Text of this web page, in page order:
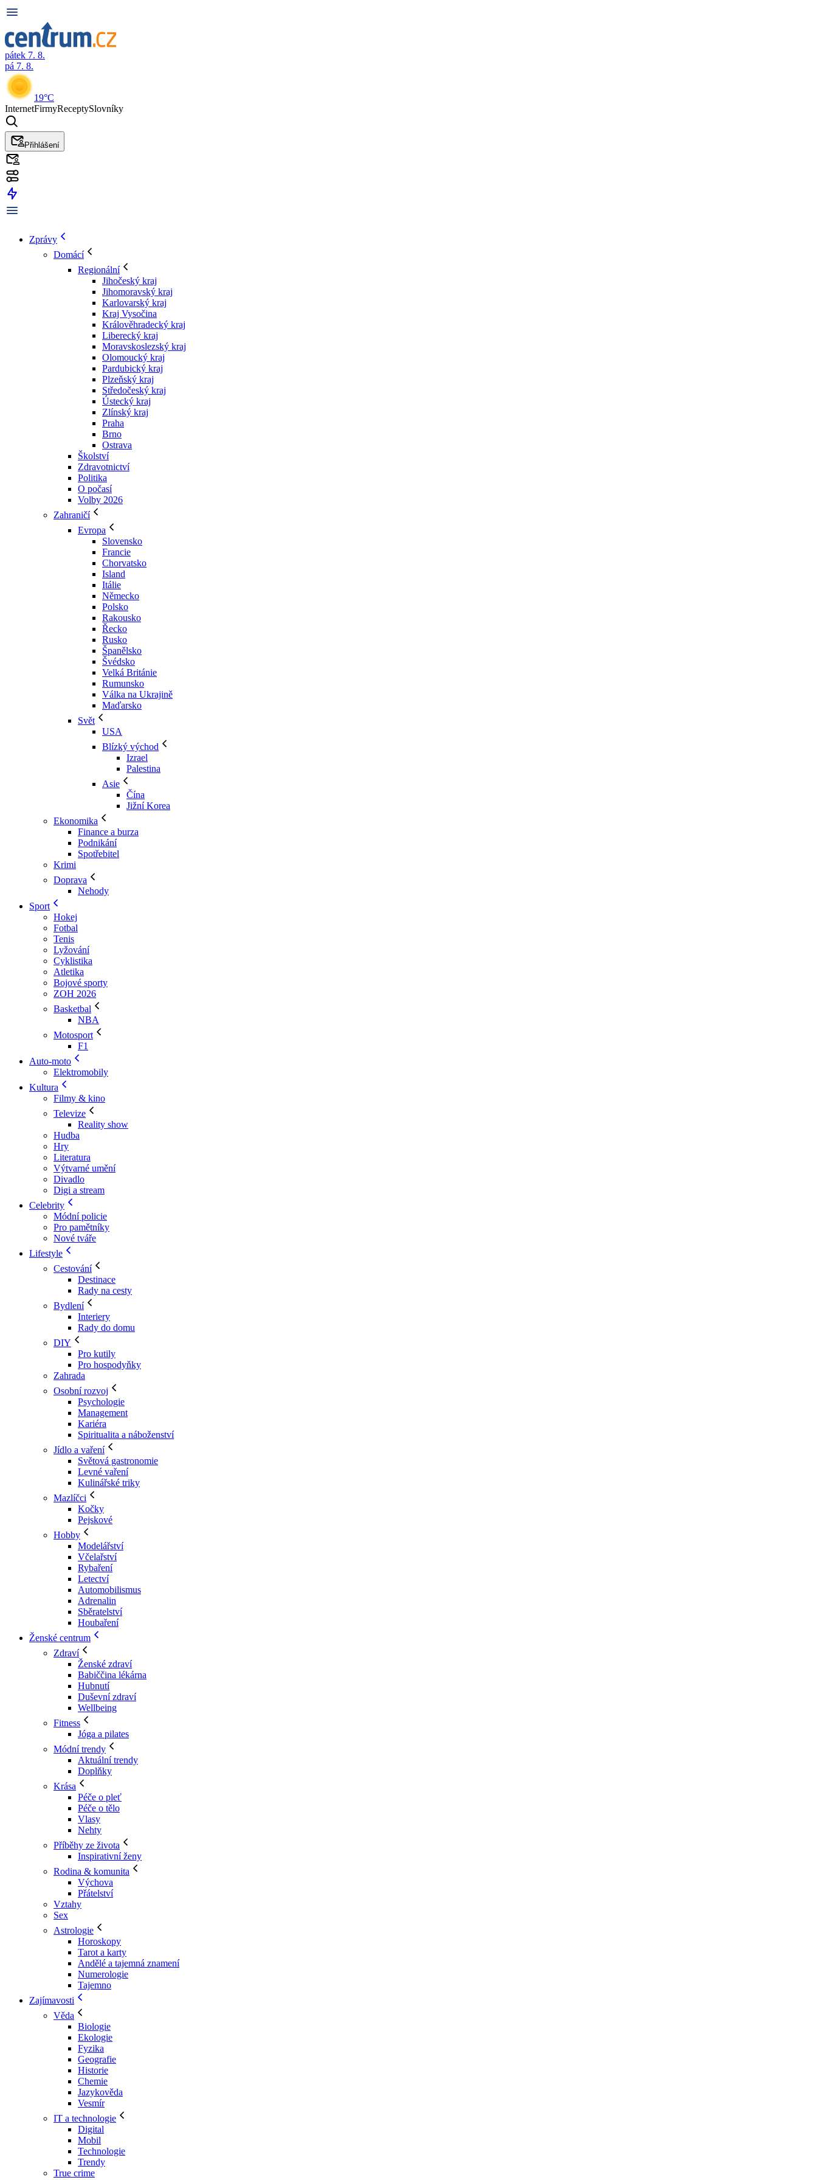
pátek 7. 8.
pá 7. 8.
19°C
InternetFirmyReceptySlovníky
Přihlášení
Zprávy
Domácí
Regionální
Jihočeský kraj
Jihomoravský kraj
Karlovarský kraj
Kraj Vysočina
Králověhradecký kraj
Liberecký kraj
Moravskoslezský kraj
Olomoucký kraj
Pardubický kraj
Plzeňský kraj
Středočeský kraj
Ústecký kraj
Zlínský kraj
Praha
Brno
Ostrava
Školství
Zdravotnictví
Politika
O počasí
Volby 2026
Zahraničí
Evropa
Slovensko
Francie
Chorvatsko
Island
Itálie
Německo
Polsko
Rakousko
Řecko
Rusko
Španělsko
Švédsko
Velká Británie
Rumunsko
Válka na Ukrajině
Maďarsko
Svět
USA
Blízký východ
Izrael
Palestina
Asie
Čína
Jižní Korea
Ekonomika
Finance a burza
Podnikání
Spotřebitel
Krimi
Doprava
Nehody
Sport
Hokej
Fotbal
Tenis
Lyžování
Cyklistika
Atletika
Bojové sporty
ZOH 2026
Basketbal
NBA
Motosport
F1
Auto-moto
Elektromobily
Kultura
Filmy & kino
Televize
Reality show
Hudba
Hry
Literatura
Výtvarné umění
Divadlo
Digi a stream
Celebrity
Módní policie
Pro pamětníky
Nové tváře
Lifestyle
Cestování
Destinace
Rady na cesty
Bydlení
Interiery
Rady do domu
DIY
Pro kutily
Pro hospodyňky
Zahrada
Osobní rozvoj
Psychologie
Management
Kariéra
Spiritualita a náboženství
Jídlo a vaření
Světová gastronomie
Levné vaření
Kulinářské triky
Mazlíčci
Kočky
Pejskové
Hobby
Modelářství
Včelařství
Rybaření
Letectví
Automobilismus
Adrenalin
Sběratelství
Houbaření
Ženské centrum
Zdraví
Ženské zdraví
Babiččina lékárna
Hubnutí
Duševní zdraví
Wellbeing
Fitness
Jóga a pilates
Módní trendy
Aktuální trendy
Doplňky
Krása
Péče o pleť
Péče o tělo
Vlasy
Nehty
Příběhy ze života
Inspirativní ženy
Rodina & komunita
Výchova
Přátelství
Vztahy
Sex
Astrologie
Horoskopy
Tarot a karty
Andělé a tajemná znamení
Numerologie
Tajemno
Zajímavosti
Věda
Biologie
Ekologie
Fyzika
Geografie
Historie
Chemie
Jazykověda
Vesmír
IT a technologie
Digital
Mobil
Technologie
Trendy
True crime